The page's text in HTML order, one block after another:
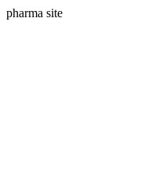
pharma site